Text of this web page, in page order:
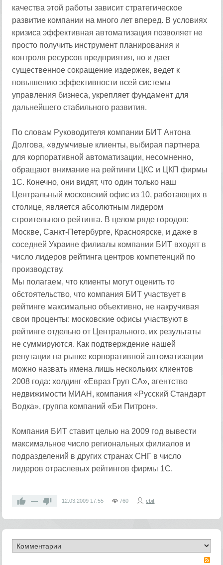
качества этой работы зависит стратегическое
развитие компании на много лет вперед. В условиях
кризиса эффективная автоматизация позволяет не
просто получить инструмент планирования и
контроля ресурсов предприятия, но и дает
существенное сокращение издержек, ведет к
повышению эффективности всей системы
управления бизнеса, укрепляет фундамент для
дальнейшего стабильного развития.
По словам Руководителя компании БИТ Антона
Долгова, «вдумчивые клиенты, выбирая партнера
для корпоративной автоматизации, несомненно,
обращают внимание на рейтинги ЦКС и ЦКП фирмы
1С. Конечно, они видят, что один только наш
Центральный московский офис из 10, работающих в
столице, является абсолютным лидером
строительного рейтинга. В целом ряде городов:
Москве, Санкт-Петербурге, Красноярске, и даже в
соседней Украине филиалы компании БИТ входят в
число лидеров рейтинга центров компетенций по
производству.
Мы полагаем, что клиенты могут оценить то
обстоятельство, что компания БИТ участвует в
рейтинге максимально объективно, не накручивая
свои проценты: московские офисы участвуют в
рейтинге отдельно от Центрального, их результаты
не суммируются. Как подтверждение нашей
репутации на рынке корпоративной автоматизации
можно назвать имена лишь нескольких клиентов
2008 года: холдинг «Евраз Груп СА», агентство
недвижимости МИАН, компания «Русский Стандарт
Водка», группа компаний «Би Питрон».
Компания БИТ ставит целью на 2009 год вывести
максимальное число региональных филиалов и
подразделений в других странах СНГ в число
лидеров отраслевых рейтингов фирмы 1С.
— 12.03.2009 17:55 760 cbit